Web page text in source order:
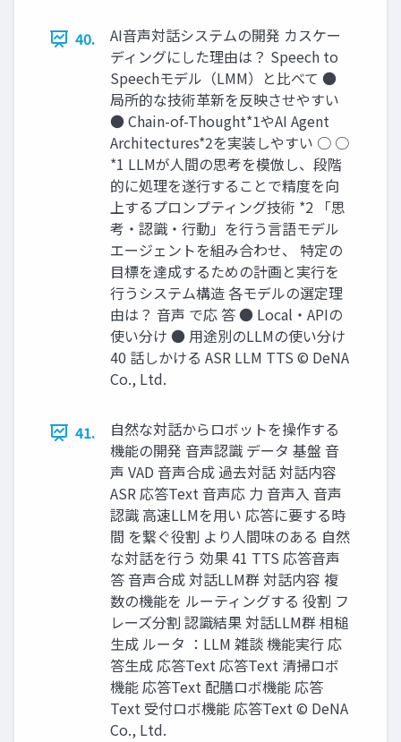
40.
AI⾳声対話システムの開発 カスケー
ディングにした理由は？ Speech to
Speechモデル（LMM）と⽐べて ●
局所的な技術⾰新を反映させやすい
● Chain-of-Thought*1やAI Agent
Architectures*2を実装しやすい ○ ○
*1 LLMが⼈間の思考を模倣し、段階
的に処理を遂⾏することで精度を向
上するプロンプティング技術 *2 「思
考‧認識‧⾏動」を⾏う⾔語モデル
エージェントを組み合わせ、 特定の
⽬標を達成するための計画と実⾏を
⾏うシステム構造 各モデルの選定理
由は？ ⾳声 で応 答 ● Local‧APIの
使い分け ● ⽤途別のLLMの使い分け
40 話しかける ASR LLM TTS © DeNA
Co., Ltd.
41.
⾃然な対話からロボットを操作する
機能の開発 ⾳声認識 データ 基盤 ⾳
声 VAD ⾳声合成 過去対話 対話内容
ASR 応答Text ⾳声応 ⼒ ⾳声⼊ ⾳声
認識 ⾼速LLMを⽤い 応答に要する時
間 を繋ぐ役割 より⼈間味のある ⾃然
な対話を⾏う 効果 41 TTS 応答⾳声
答 ⾳声合成 対話LLM群 対話内容 複
数の機能を ルーティングする 役割 フ
レーズ分割 認識結果 対話LLM群 相槌
⽣成 ルータ ：LLM 雑談 機能実⾏ 応
答⽣成 応答Text 応答Text 清掃ロボ
機能 応答Text 配膳ロボ機能 応答
Text 受付ロボ機能 応答Text © DeNA
Co., Ltd.